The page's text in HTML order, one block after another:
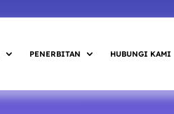
PENERBITAN HUBUNGI KAMI